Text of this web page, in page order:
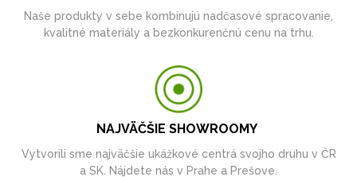
Naše produkty v sebe kombinujú nadčasové spracovanie,
kvalitné materiály a bezkonkurenčnú cenu na trhu.
NAJVÄČŠIE SHOWROOMY
Vytvorili sme najväčšie ukážkové centrá svojho druhu v ČR
a SK. Nájdete nás v Prahe a Prešove.